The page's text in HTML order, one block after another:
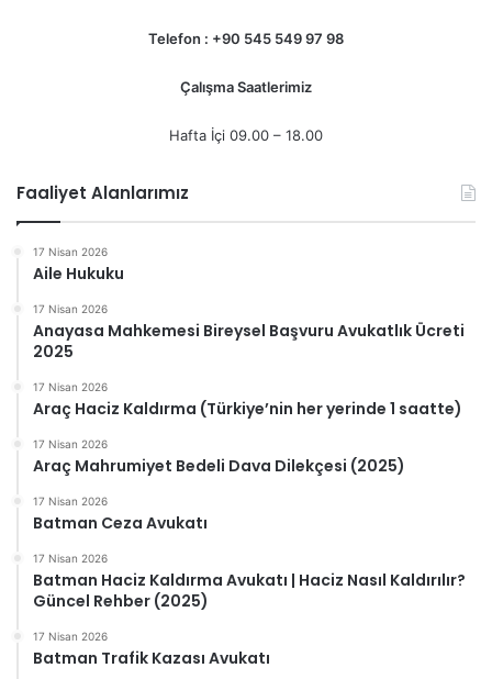
Telefon : +90 545 549 97 98
Çalışma Saatlerimiz
Hafta İçi 09.00 – 18.00
Faaliyet Alanlarımız
17 Nisan 2026
Aile Hukuku
17 Nisan 2026
Anayasa Mahkemesi Bireysel Başvuru Avukatlık Ücreti
2025
17 Nisan 2026
Araç Haciz Kaldırma (Türkiye’nin her yerinde 1 saatte)
17 Nisan 2026
Araç Mahrumiyet Bedeli Dava Dilekçesi (2025)
17 Nisan 2026
Batman Ceza Avukatı
17 Nisan 2026
Batman Haciz Kaldırma Avukatı | Haciz Nasıl Kaldırılır?
Güncel Rehber (2025)
17 Nisan 2026
Batman Trafik Kazası Avukatı